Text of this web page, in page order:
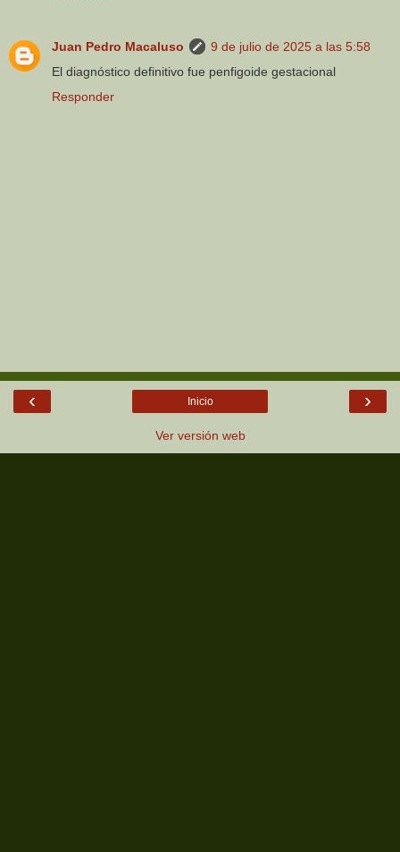
Juan Pedro Macaluso
9 de julio de 2025 a las 5:58
El diagnóstico definitivo fue penfigoide gestacional
Responder
‹ ›
Inicio
Ver versión web